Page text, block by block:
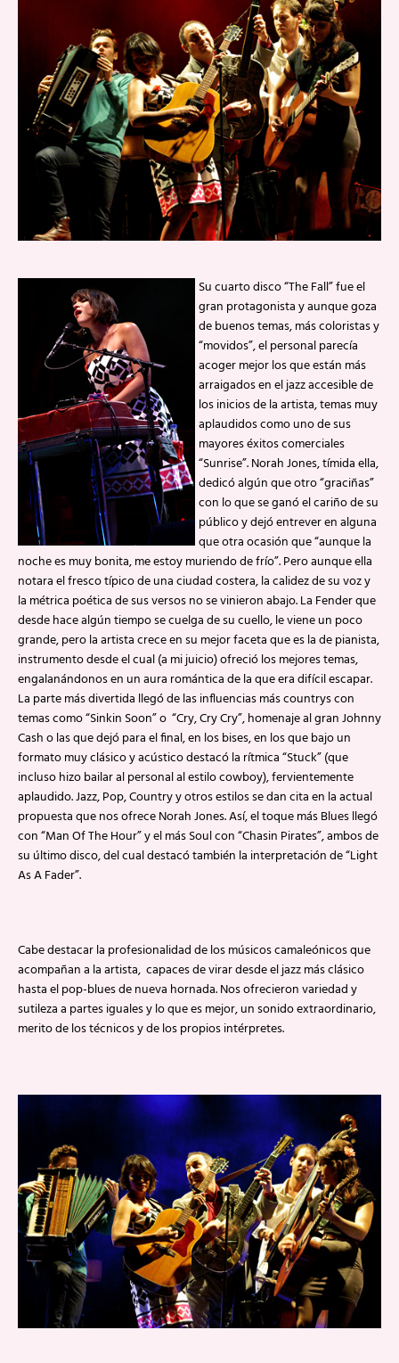
Su cuarto disco “The Fall” fue el
gran protagonista y aunque goza
de buenos temas, más coloristas y
“movidos”, el personal parecía
acoger mejor los que están más
arraigados en el jazz accesible de
los inicios de la artista, temas muy
aplaudidos como uno de sus
mayores éxitos comerciales
“Sunrise”. Norah Jones, tímida ella,
dedicó algún que otro “graciñas”
con lo que se ganó el cariño de su
público y dejó entrever en alguna
que otra ocasión que “aunque la
noche es muy bonita, me estoy muriendo de frío”. Pero aunque ella
notara el fresco típico de una ciudad costera, la calidez de su voz y
la métrica poética de sus versos no se vinieron abajo. La Fender que
desde hace algún tiempo se cuelga de su cuello, le viene un poco
grande, pero la artista crece en su mejor faceta que es la de pianista,
instrumento desde el cual (a mi juicio) ofreció los mejores temas,
engalanándonos en un aura romántica de la que era difícil escapar.
La parte más divertida llegó de las influencias más countrys con
temas como “Sinkin Soon” o “Cry, Cry Cry”, homenaje al gran Johnny
Cash o las que dejó para el final, en los bises, en los que bajo un
formato muy clásico y acústico destacó la rítmica “Stuck” (que
incluso hizo bailar al personal al estilo cowboy), fervientemente
aplaudido. Jazz, Pop, Country y otros estilos se dan cita en la actual
propuesta que nos ofrece Norah Jones. Así, el toque más Blues llegó
con “Man Of The Hour” y el más Soul con “Chasin Pirates”, ambos de
su último disco, del cual destacó también la interpretación de “Light
As A Fader”.
Cabe destacar la profesionalidad de los músicos camaleónicos que
acompañan a la artista, capaces de virar desde el jazz más clásico
hasta el pop-blues de nueva hornada. Nos ofrecieron variedad y
sutileza a partes iguales y lo que es mejor, un sonido extraordinario,
merito de los técnicos y de los propios intérpretes.